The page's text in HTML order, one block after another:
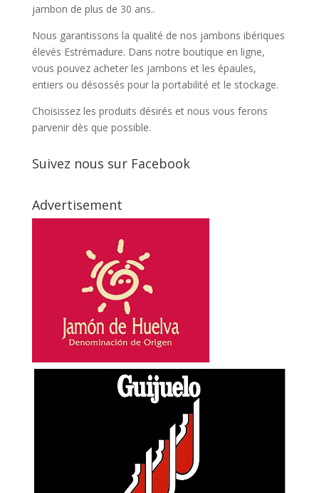
jambon de plus de 30 ans..
Nous garantissons la qualité de nos jambons ibériques
élevés Estrémadure. Dans notre boutique en ligne,
vous pouvez acheter les jambons et les épaules,
entiers ou désossés pour la portabilité et le stockage.
Choisissez les produits désirés et nous vous ferons
parvenir dès que possible.
Suivez nous sur Facebook
Advertisement